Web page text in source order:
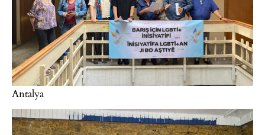
Antalya